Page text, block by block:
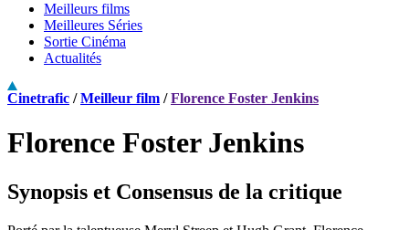
Meilleurs films
Meilleures Séries
Sortie Cinéma
Actualités
Cinetrafic /Meilleur film /Florence Foster Jenkins
Florence Foster Jenkins
Synopsis et Consensus de la critique